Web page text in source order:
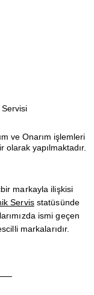
Servisi
ve Onarım işlemleri
olarak yapılmaktadır.
markayla ilişkisi
Servisstatüsünde
ismi geçen
markalarıdır.